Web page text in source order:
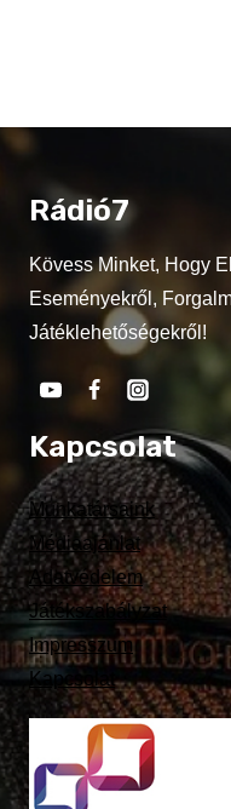
Rádió7
Kövess Minket, Hogy
Eseményekről,
Játéklehetőségekről!
Kapcsolat
Munkatársaink
Médiaajánlat
Adatvédelem
Játékszabályzat
Impresszum
Kapcsolat